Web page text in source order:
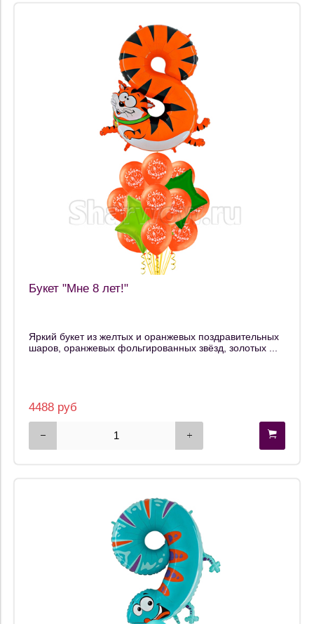
Букет "Мне 8 лет!"
Яркий букет из желтых и оранжевых поздравительных
шаров, оранжевых фольгированных звёзд, золотых ...
4488 руб